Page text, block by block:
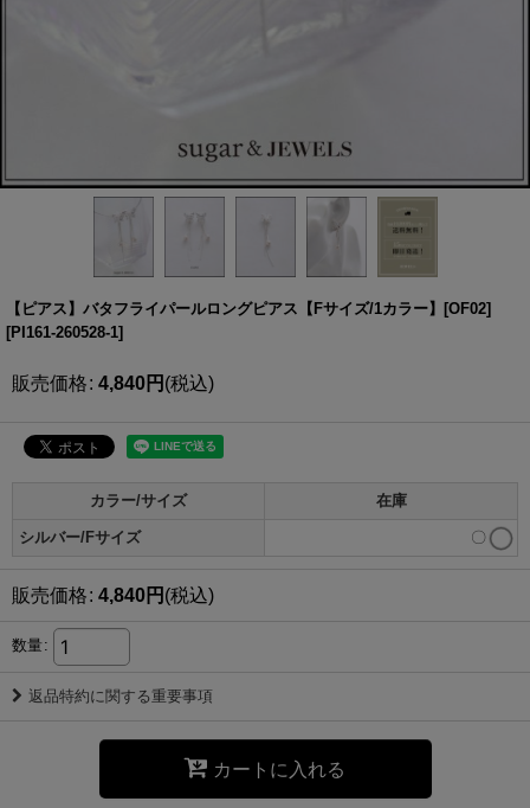
【ピアス】バタフライパールロングピアス【Fサイズ/1カラー】[OF02]
[PI161-260528-1]
販売価格: 4,840円 (税込)
カラー/サイズ 在庫
シルバー/Fサイズ 〇
販売価格: 4,840円 (税込)
数量:
返品特約に関する重要事項
カートに入れる